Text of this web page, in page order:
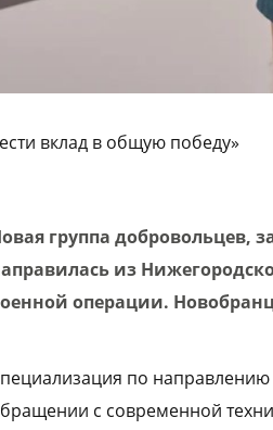
вклад в общую победу»
группа добровольцев,
из
операции.
по
с современной